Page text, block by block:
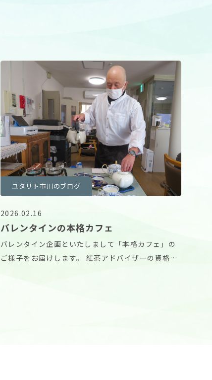
ユタリト市川のブログ
2026.02.16
バレンタインの本格カフェ
バレンタイン企画といたしまして「本格カフェ」の
ご様子をお届けします。 紅茶アドバイザーの資格を